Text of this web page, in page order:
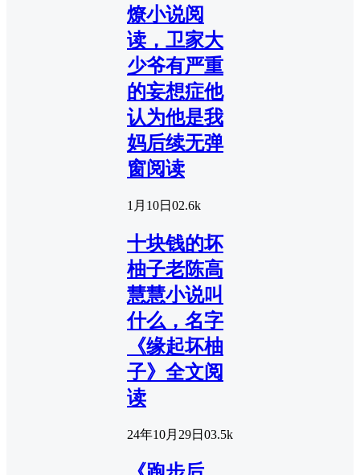
燎小说阅
读，卫家大
少爷有严重
的妄想症他
认为他是我
妈后续无弹
窗阅读
1月10日 02.6k
十块钱的坏
柚子老陈高
慧慧小说叫
什么，名字
《缘起坏柚
子》全文阅
读
24年10月29日 03.5k